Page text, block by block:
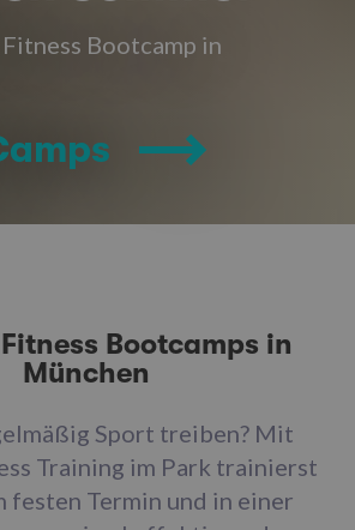
Bootcamp in
Bootcamps in
München
Sport treiben? Mit
Training im Park trainierst
festen Termin und in einer